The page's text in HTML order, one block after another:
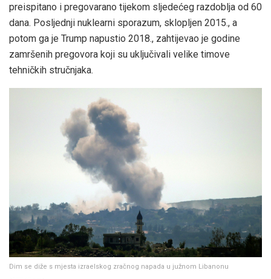
preispitano i pregovarano tijekom sljedećeg razdoblja od 60
dana. Posljednji nuklearni sporazum, sklopljen 2015., a
potom ga je Trump napustio 2018., zahtijevao je godine
zamršenih pregovora koji su uključivali velike timove
tehničkih stručnjaka.
Dim se diže s mjesta izraelskog zračnog napada u južnom Libanonu